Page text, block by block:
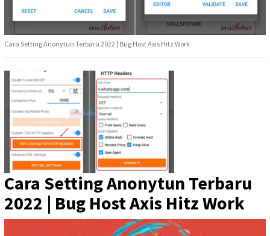
Cara Setting Anonytun Terbaru 2022 | Bug Host Axis Hitz Work
Cara Setting Anonytun Terbaru
2022 | Bug Host Axis Hitz Work